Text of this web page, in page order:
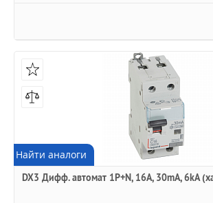
Найти аналоги
DX3 Дифф. автомат 1P+N, 16A, 30mA, 6kA